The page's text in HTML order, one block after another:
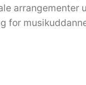
arrangementer
for